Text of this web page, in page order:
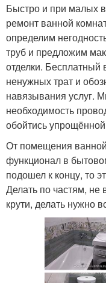
Быстро и при малых
ремонт ванной
определим
труб и предложим
отделки.
ненужных трат и
навязывания услуг.
необходимость
обойтись
От помещения
функционал в
подошел к концу, то
Делать по частям, не
крути, делать нужно